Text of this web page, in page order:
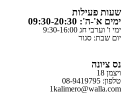
שעות פעילות
ימים א'-ה': 09:30-20:30
ימי ו' וערבי חג 9:30-16:00
יום שבת: סגור
נס ציונה
ויצמן 18
טלפון: 08-9419795
1kalimero@walla.com